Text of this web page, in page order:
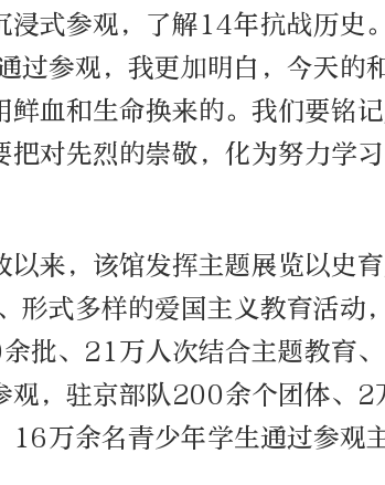
浸式参观，了解14年抗战历史
过参观，我更加明白，今天的
鲜血和生命换来的。我们要铭
把对先烈的崇敬，化为努力学
以来，该馆发挥主题展览以史
形式多样的爱国主义教育活动
批、21万人次结合主题教育
观，驻京部队200余个团体、2
16万余名青少年学生通过参观